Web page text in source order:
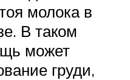
молока в
В таком
может
груди,